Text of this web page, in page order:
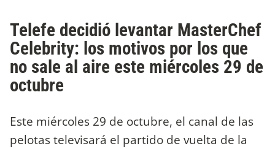
Telefe decidió levantar MasterChef
Celebrity: los motivos por los que
no sale al aire este miércoles 29 de
octubre
Este miércoles 29 de octubre, el canal de las
pelotas televisará el partido de vuelta de la